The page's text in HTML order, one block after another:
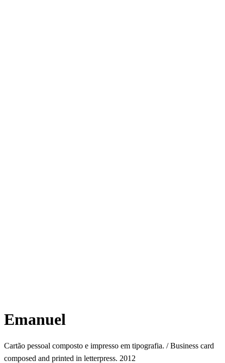
Emanuel
Cartão pessoal composto e impresso em tipografia. / Business card
composed and printed in letterpress. 2012